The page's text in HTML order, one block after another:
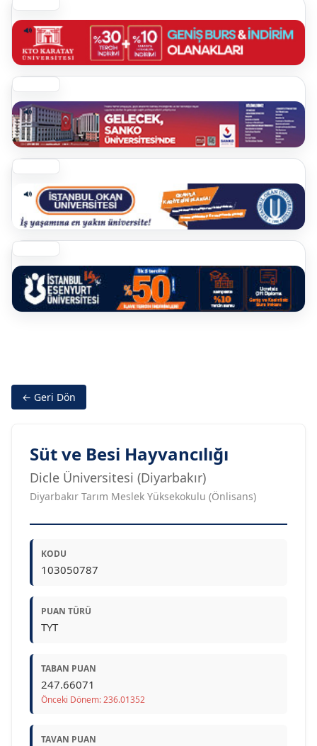
← Geri Dön
Süt ve Besi Hayvancılığı
Dicle Üniversitesi (Diyarbakır)
Diyarbakır Tarım Meslek Yüksekokulu (Önlisans)
KODU
103050787
PUAN TÜRÜ
TYT
TABAN PUAN
247.66071
Önceki Dönem: 236.01352
TAVAN PUAN